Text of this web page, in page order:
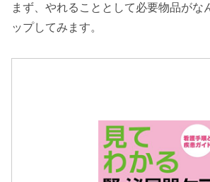
まず、やれることとして必要物品がな
ップしてみます。